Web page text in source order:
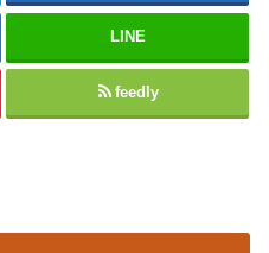
LINE
feedly